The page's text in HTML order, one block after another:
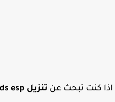
كنت تبحث عنتنزيل fnmods esp